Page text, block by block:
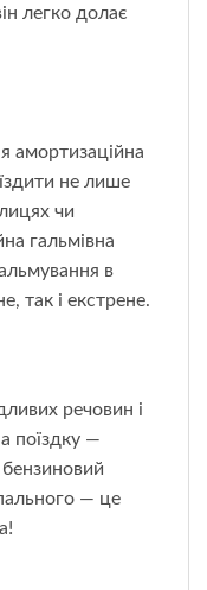
легко долає
амортизаційна
не лише
чи
гальмівна
в
так і екстрене.
речовин і
поїздку —
— це